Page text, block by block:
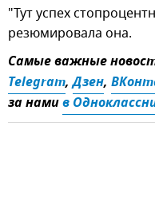
"Тут успех
резюмировала она.
Самые важные
Telegram,Дзен,
за намив